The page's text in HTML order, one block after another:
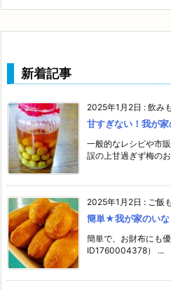
新着記事
2025年1月2日 : 飲み
甘すぎない！我が
一般的なレシピや市
誤の上甘過ぎず梅の
2025年1月2日 : ご飯
簡単★我が家のいな
簡単で、お財布にも
ID1760004378） ...